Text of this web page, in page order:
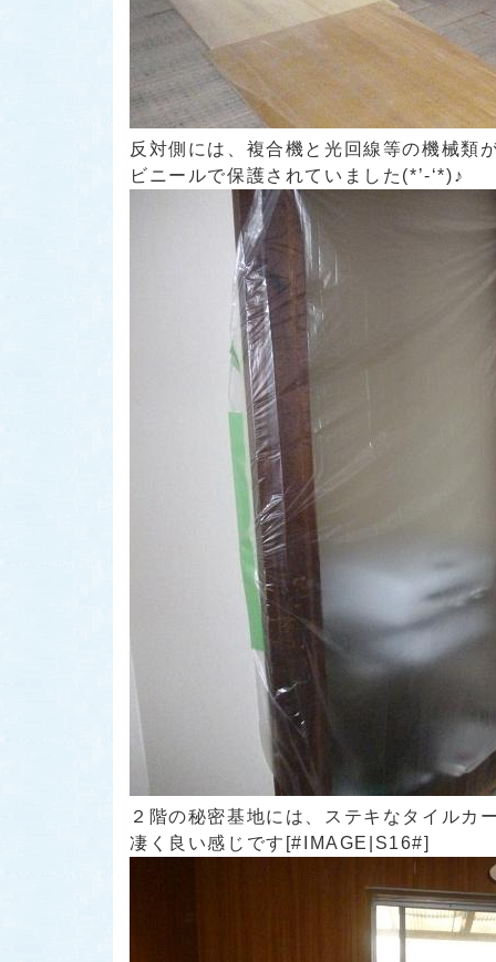
反対側には、複合機と光回線等の機械類
ビニールで保護されていました(*’-‘*)♪
２階の秘密基地には、ステキなタイルカ
凄く良い感じです [#IMAGE|S16#]